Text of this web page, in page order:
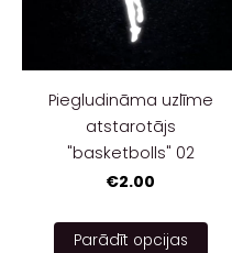
Piegludināma uzlīme
atstarotājs
"basketbolls" 02
€2.00
Parādīt opcijas